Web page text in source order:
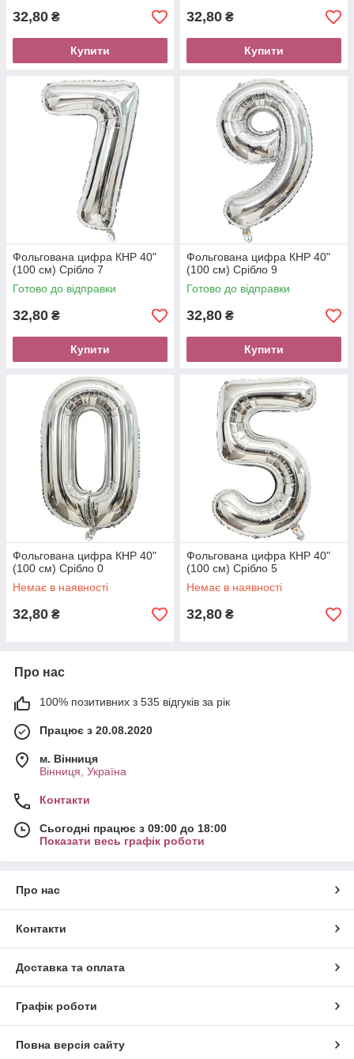
32,80 ₴
Купити
32,80 ₴
Купити
Фольгована цифра КНР 40"
(100 см) Срібло 7
Готово до відправки
32,80 ₴
Купити
Фольгована цифра КНР 40"
(100 см) Срібло 9
Готово до відправки
32,80 ₴
Купити
Фольгована цифра КНР 40"
(100 см) Срібло 0
Немає в наявності
32,80 ₴
Фольгована цифра КНР 40"
(100 см) Срібло 5
Немає в наявності
32,80 ₴
Про нас
100% позитивних з 535 відгуків за рік
Працює з 20.08.2020
м. Вінниця
Вінниця, Україна
Контакти
Сьогодні працює з 09:00 до 18:00
Показати весь графік роботи
Про нас
Контакти
Доставка та оплата
Графік роботи
Повна версія сайту